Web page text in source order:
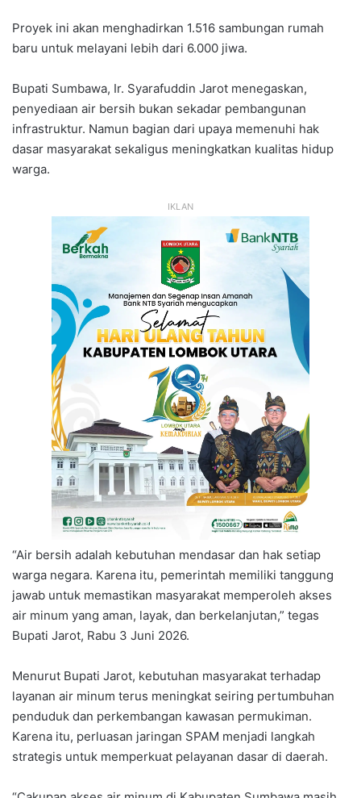
Proyek ini akan menghadirkan 1.516 sambungan rumah
baru untuk melayani lebih dari 6.000 jiwa.
Bupati Sumbawa, Ir. Syarafuddin Jarot menegaskan,
penyediaan air bersih bukan sekadar pembangunan
infrastruktur. Namun bagian dari upaya memenuhi hak
dasar masyarakat sekaligus meningkatkan kualitas hidup
warga.
IKLAN
“Air bersih adalah kebutuhan mendasar dan hak setiap
warga negara. Karena itu, pemerintah memiliki tanggung
jawab untuk memastikan masyarakat memperoleh akses
air minum yang aman, layak, dan berkelanjutan,” tegas
Bupati Jarot, Rabu 3 Juni 2026.
Menurut Bupati Jarot, kebutuhan masyarakat terhadap
layanan air minum terus meningkat seiring pertumbuhan
penduduk dan perkembangan kawasan permukiman.
Karena itu, perluasan jaringan SPAM menjadi langkah
strategis untuk memperkuat pelayanan dasar di daerah.